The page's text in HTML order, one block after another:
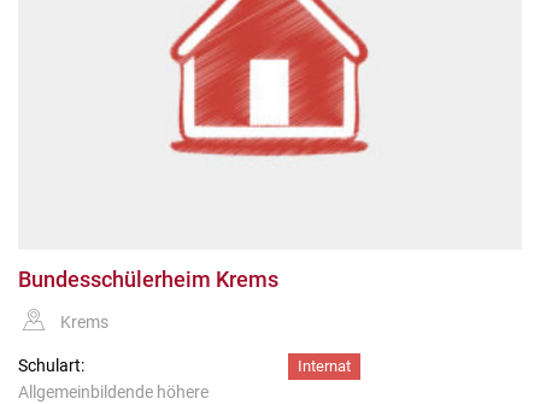
Bundesschülerheim Krems
Krems
Schulart:
Allgemeinbildende höhere
Internat